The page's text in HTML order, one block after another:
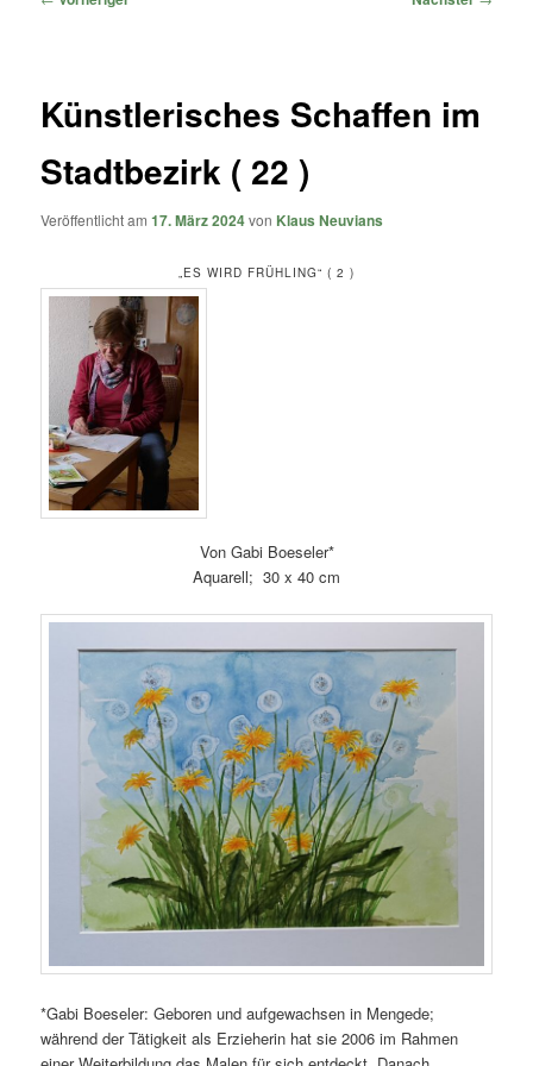
Künstlerisches Schaffen im
Stadtbezirk ( 22 )
Veröffentlicht am17. März 2024von Klaus Neuvians
„ES WIRD FRÜHLING“ ( 2 )
Von Gabi Boeseler*
Aquarell; 30 x 40 cm
*Gabi Boeseler: Geboren und aufgewachsen in Mengede;
während der Tätigkeit als Erzieherin hat sie 2006 im Rahmen